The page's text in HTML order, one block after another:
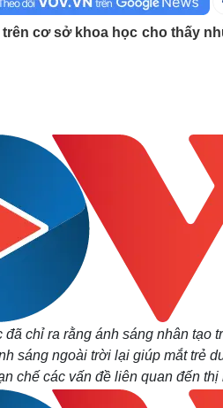
Ô tô - Xe
khấu - Điện ảnh
nhạc
Giải trí
Nghệ sĩ
Thời trang
Sao Việt
cơ sở khoa học cho thấy
chỉ ra rằng ánh sáng nhân tạo
sáng ngoài trời lại giúp mắt trẻ
chế các vấn đề liên quan đến thị